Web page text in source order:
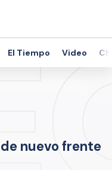
El Tiempo Video
nuevo frente